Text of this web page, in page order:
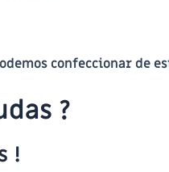
confeccionar de
?
!